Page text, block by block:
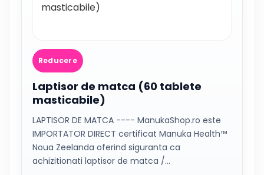
Reducere
Laptisor de matca (60 tablete
masticabile)
LAPTISOR DE MATCA ---- ManukaShop.ro este
IMPORTATOR DIRECT certificat Manuka Health™
Noua Zeelanda oferind siguranta ca
achizitionati laptisor de matca /…